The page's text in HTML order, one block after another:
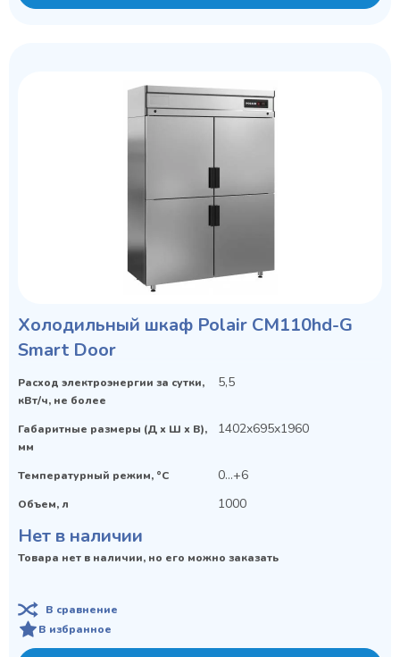
Холодильный шкаф Polair CM110hd-G
Smart Door
Расход электроэнергии за сутки,
кВт/ч, не более
5,5
Габаритные размеры (Д х Ш х В),
мм
1402x695x1960
Температурный режим, °C 0…+6
Объем, л 1000
Нет в наличии
Товара нет в наличии, но его можно заказать
В сравнение
В избранное